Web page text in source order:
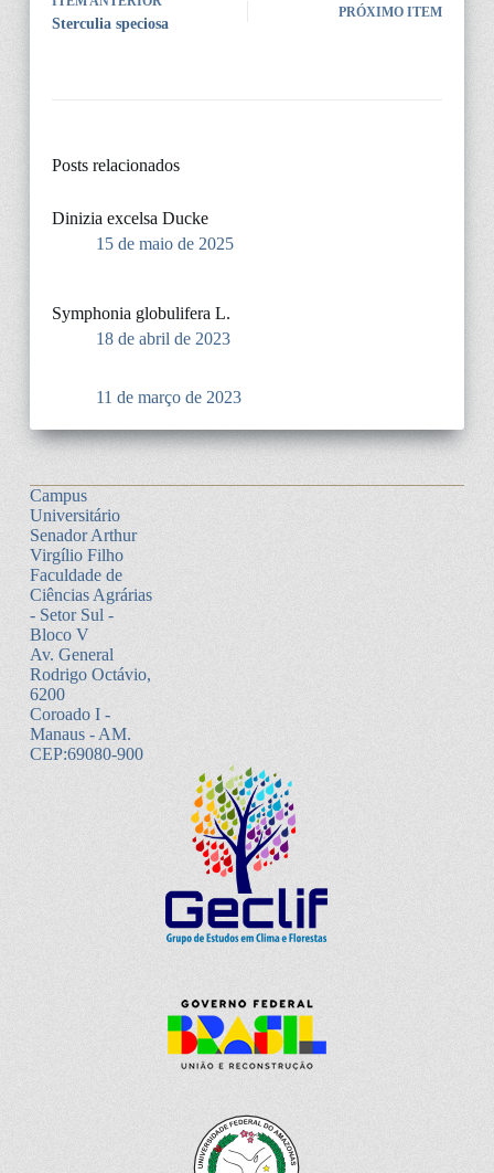
Sterculia speciosa
PRÓXIMO ITEM
Posts relacionados
Dinizia excelsa Ducke
15 de maio de 2025
Symphonia globulifera L.
18 de abril de 2023
11 de março de 2023
Campus
Universitário
Senador Arthur
Virgílio Filho
Faculdade de
Ciências Agrárias
- Setor Sul -
Bloco V
Av. General
Rodrigo Octávio,
6200
Coroado I -
Manaus - AM.
CEP:69080-900